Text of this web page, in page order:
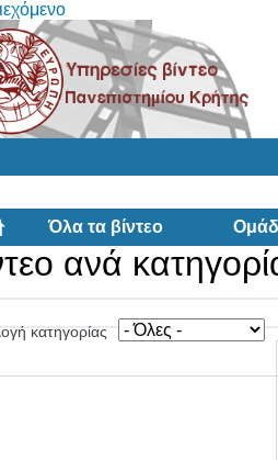
Όλα τα βίντεο
ανά
κατηγορίας